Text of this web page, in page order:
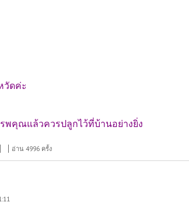
วัดค่ะ
พคุณแล้วควรปลูกไว้ที่บ้านอย่างยิ่ง
อ่าน 4996 ครั้ง